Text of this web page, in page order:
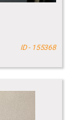
ID - 155368